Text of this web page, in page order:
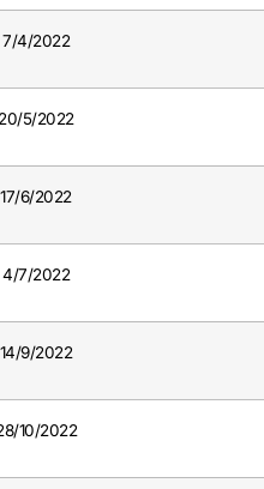
7/4/2022
20/5/2022
17/6/2022
4/7/2022
14/9/2022
10/2022